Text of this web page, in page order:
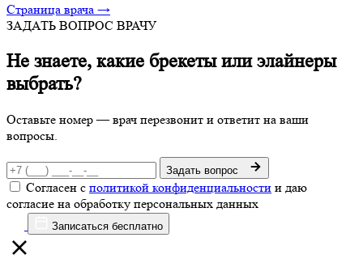
Страница врача →
ЗАДАТЬ ВОПРОС ВРАЧУ
Не знаете, какие брекеты или элайнеры
выбрать?
Оставьте номер — врач перезвонит и ответит на ваши
вопросы.
Задать вопрос
Согласен с политикой конфиденциальности и даю
согласие на обработку персональных данных
Записаться бесплатно